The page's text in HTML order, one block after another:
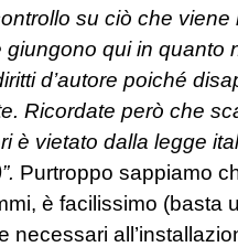
su ciò che
qui in
d’autore poiché
Ricordate però che
è vietato dalla legge
Purtroppo sappiamo
è facilissimo (basta
necessari